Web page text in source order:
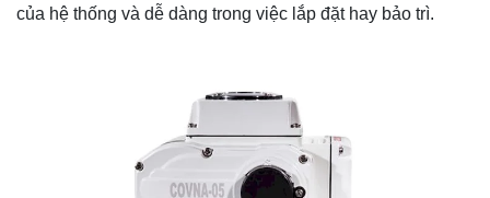
của hệ thống và dễ dàng trong việc lắp đặt hay bảo trì.